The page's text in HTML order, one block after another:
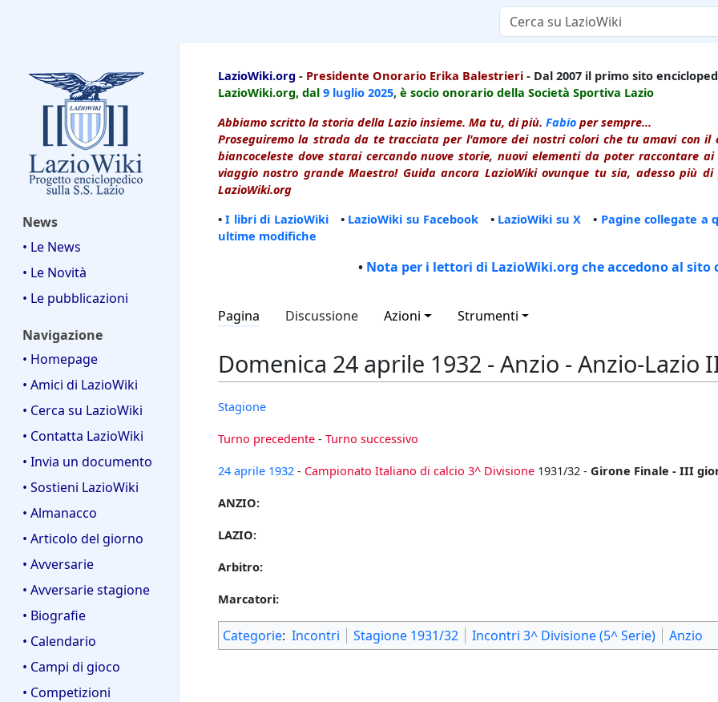
News
• Le News
• Le Novità
• Le pubblicazioni
Navigazione
• Homepage
• Amici di LazioWiki
• Cerca su LazioWiki
• Contatta LazioWiki
• Invia un documento
• Sostieni LazioWiki
• Almanacco
• Articolo del giorno
• Avversarie
• Avversarie stagione
• Biografie
• Calendario
• Campi di gioco
• Competizioni
LazioWiki.org - Presidente Onorario Erika Balestrieri - Dal 2007 il primo sito
LazioWiki.org, dal 9 luglio 2025, è socio onorario della Società Sportiva Lazio
Abbiamo scritto la storia della Lazio insieme. Ma tu, di più. Fabio per sempre...
Proseguiremo la strada da te tracciata per l'amore dei nostri colori che tu amavi con
biancoceleste dove starai cercando nuove storie, nuovi elementi da poter raccontare
viaggio nostro grande Maestro! Guida ancora LazioWiki ovunque tu sia, adesso più
LazioWiki.org
•I libri di LazioWiki• LazioWiki su Facebook • LazioWiki su X • Pagine collegate a
ultime modifiche
• Nota per i lettori di LazioWiki.org che accedono al sito
Pagina Discussione Azioni Strumenti
Domenica 24 aprile 1932 - Anzio - Anzio-Lazio
Stagione
Turno precedente - Turno successivo
24 aprile 1932 - Campionato Italiano di calcio 3^ Divisione 1931/32 - Girone Finale - III
ANZIO:
LAZIO:
Arbitro:
Marcatori:
Categorie: Incontri Stagione 1931/32 Incontri 3^ Divisione (5^ Serie) Anzio